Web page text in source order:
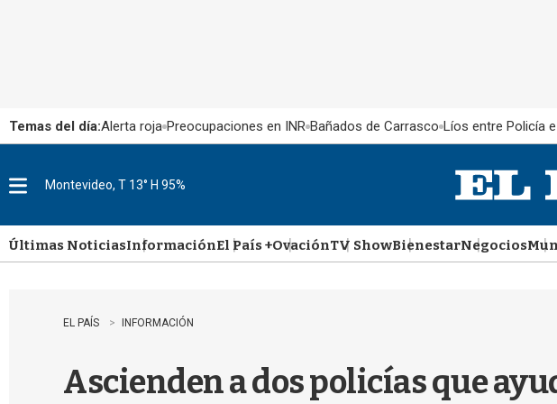
Temas del día:Alerta roja Preocupaciones en INR Bañados de Carrasco Líos entre Policía
u
Montevideo, T 13° H 95%
Últimas NoticiasInformaciónEl País +OvaciónTV ShowBienestarNegocios
EL PAÍS INFORMACIÓN
Ascienden a dos policías que